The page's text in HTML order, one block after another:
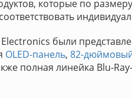
которые по
были
OLED-панель, 82-
полная линейка Blu-